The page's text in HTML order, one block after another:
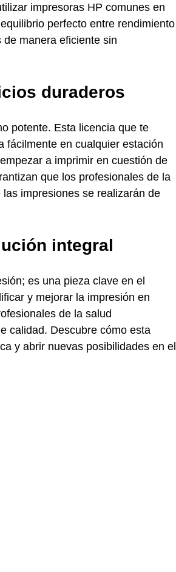
impresoras HP comunes en
perfecto entre rendimiento
manera eficiente sin
duraderos
potente. Esta licencia que te
fácilmente en cualquier estación
a imprimir en cuestión de
que los profesionales de la
impresiones se realizarán de
integral
es una pieza clave en el
y mejorar la impresión en
de la salud
calidad. Descubre cómo esta
y abrir nuevas posibilidades en el